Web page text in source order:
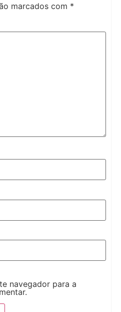
marcados com *
navegador para a